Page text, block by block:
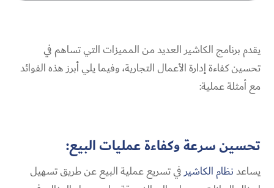
يقدم برنامج الكاشير العديد من المميزات التي تساهم في
تحسين كفاءة إدارة الأعمال التجارية، وفيما يلي أبرز هذه الفوائد
مع أمثلة عملية:
تحسين سرعة وكفاءة عمليات البيع:
يساعدنظام الكاشيرفي تسريع عملية البيع عن طريق تسهيل